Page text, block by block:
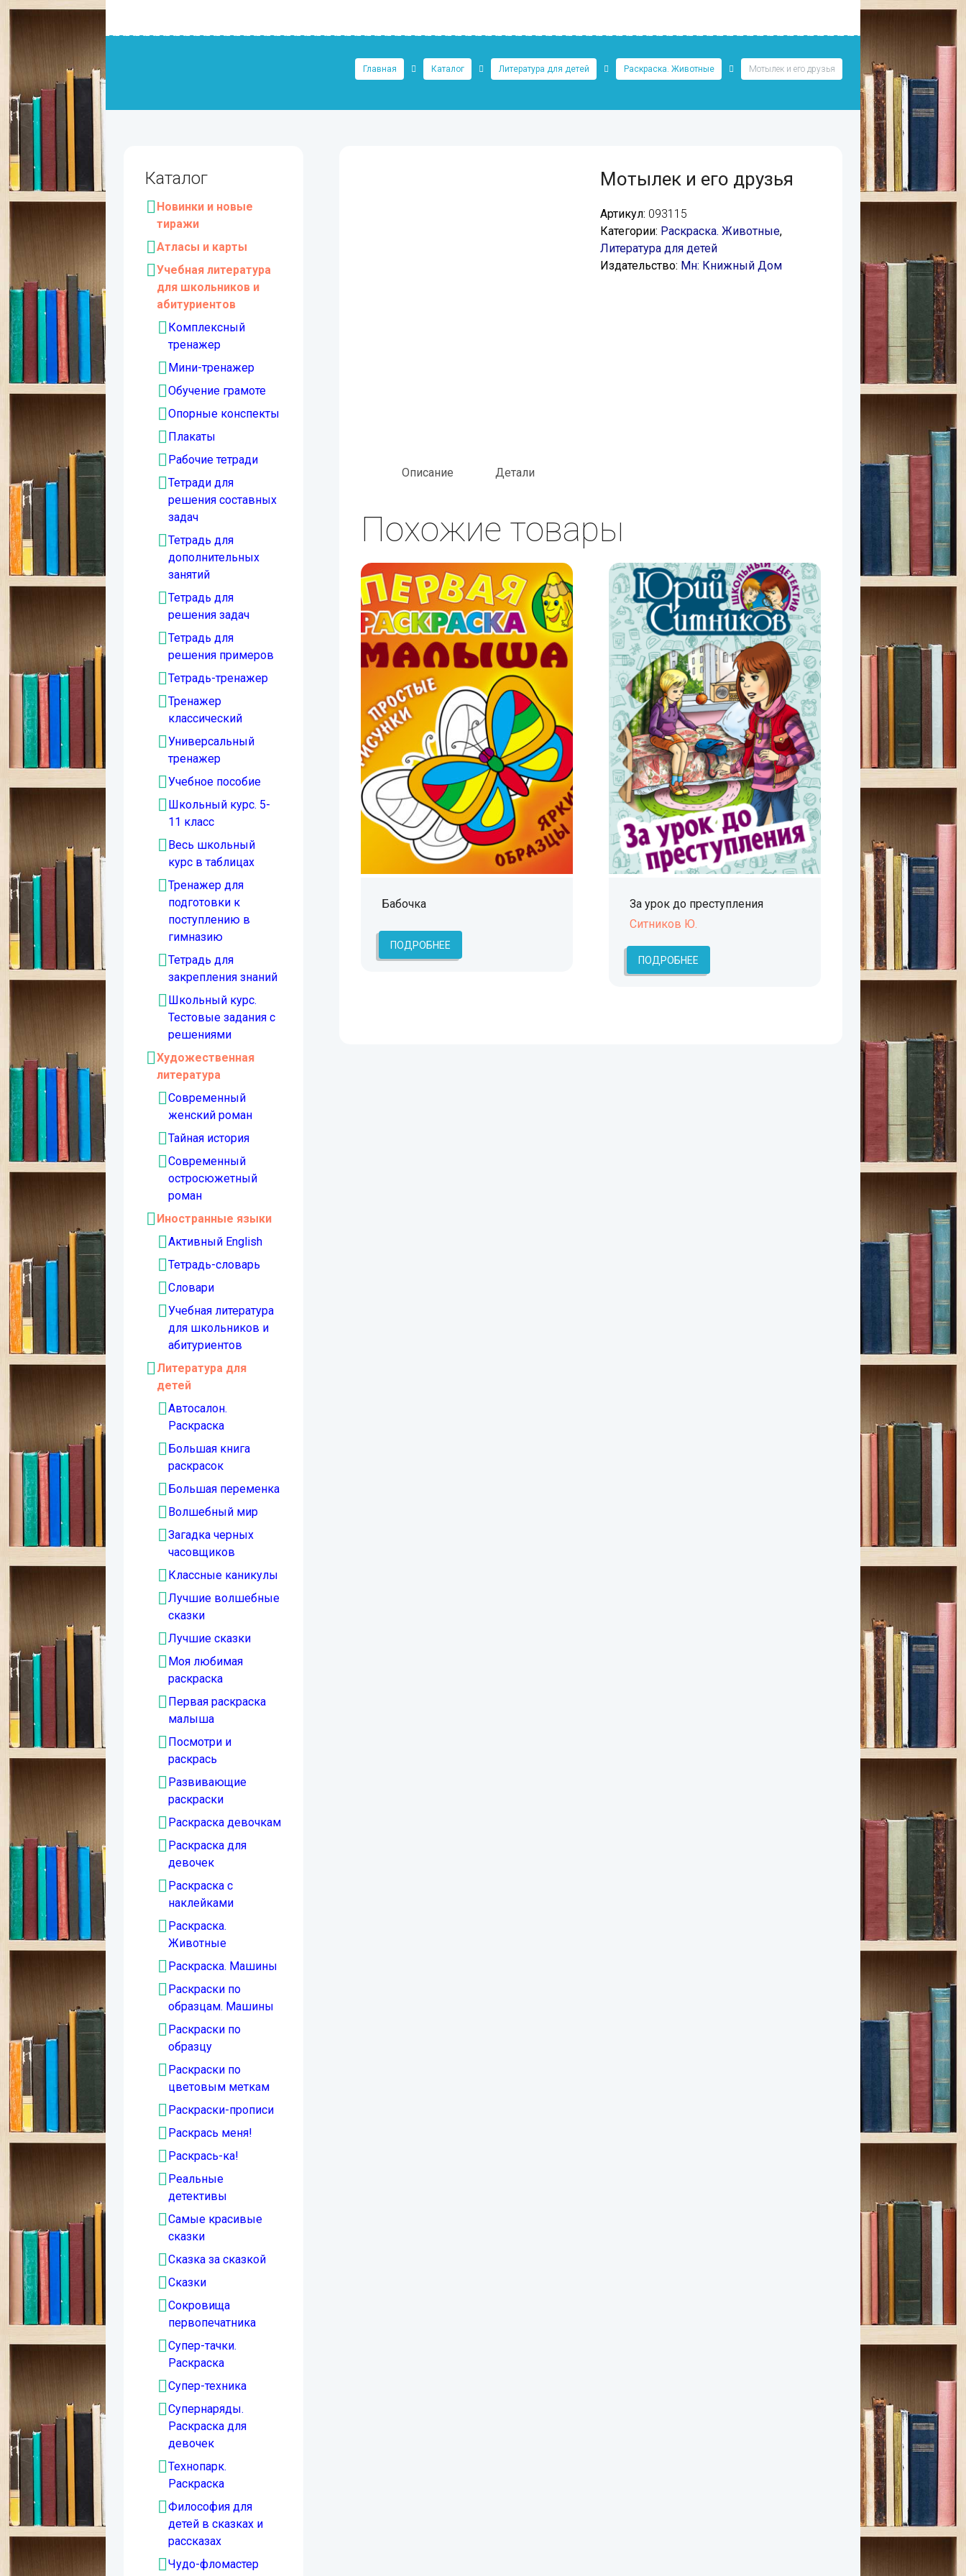
Главная Каталог Литература для детей Раскраска. Животные Мотылек и его друзья
Мотылек и его друзья
Артикул: 093115
Категории: Раскраска. Животные,
Литература для детей
Издательство: Мн: Книжный Дом
Описание Детали
Похожие товары
Бабочка
ПОДРОБНЕЕ
За урок до преступления
Ситников Ю.
ПОДРОБНЕЕ
Каталог
Новинки и новые
тиражи
Атласы и карты
Учебная литература
для школьников и
абитуриентов
Комплексный
тренажер
Мини-тренажер
Обучение грамоте
Опорные конспекты
Плакаты
Рабочие тетради
Тетради для
решения составных
задач
Тетрадь для
дополнительных
занятий
Тетрадь для
решения задач
Тетрадь для
решения примеров
Тетрадь-тренажер
Тренажер
классический
Универсальный
тренажер
Учебное пособие
Школьный курс. 5-
11 класс
Весь школьный
курс в таблицах
Тренажер для
подготовки к
поступлению в
гимназию
Тетрадь для
закрепления знаний
Школьный курс.
Тестовые задания с
решениями
Художественная
литература
Современный
женский роман
Тайная история
Современный
остросюжетный
роман
Иностранные языки
Активный English
Тетрадь-словарь
Словари
Учебная литература
для школьников и
абитуриентов
Литература для
детей
Автосалон.
Раскраска
Большая книга
раскрасок
Большая переменка
Волшебный мир
Загадка черных
часовщиков
Классные каникулы
Лучшие волшебные
сказки
Лучшие сказки
Моя любимая
раскраска
Первая раскраска
малыша
Посмотри и
раскрась
Развивающие
раскраски
Раскраска девочкам
Раскраска для
девочек
Раскраска с
наклейками
Раскраска.
Животные
Раскраска. Машины
Раскраски по
образцам. Машины
Раскраски по
образцу
Раскраски по
цветовым меткам
Раскраски-прописи
Раскрась меня!
Раскрась-ка!
Реальные
детективы
Самые красивые
сказки
Сказка за сказкой
Сказки
Сокровища
первопечатника
Супер-тачки.
Раскраска
Супер-техника
Супернаряды.
Раскраска для
девочек
Технопарк.
Раскраска
Философия для
детей в сказках и
рассказах
Чудо-фломастер